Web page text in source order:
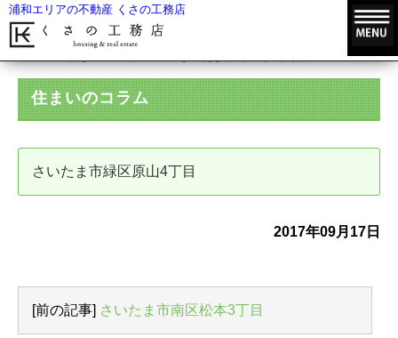
浦和エリアの不動産 くさの工務店
住まいのコラム
さいたま市緑区原山4丁目
2017年09月17日
[前の記事] さいたま市南区松本3丁目